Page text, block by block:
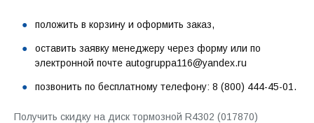
положить в корзину и оформить заказ,
оставить заявку менеджеру через форму или по
электронной почте autogruppa116@yandex.ru
позвонить по бесплатному телефону: 8 (800) 444-45-01.
Получить скидку на диск тормозной R4302 (017870)